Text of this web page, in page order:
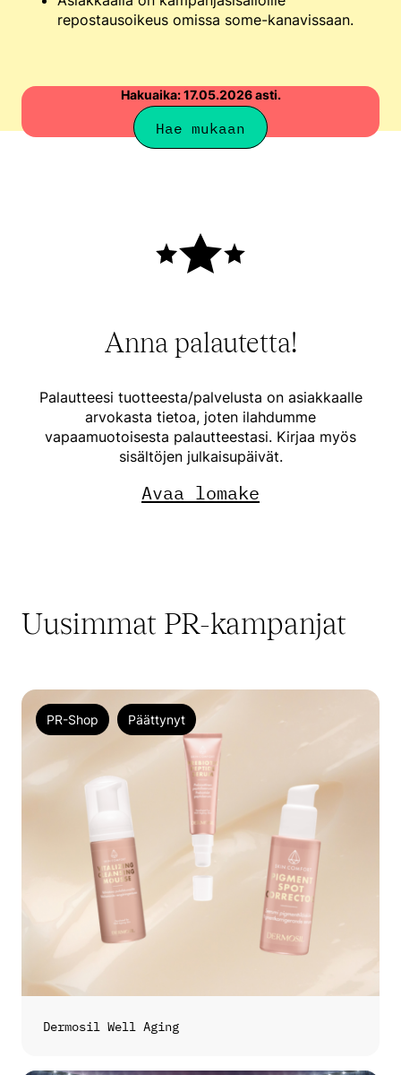
repostausoikeus omissa some-kanavissaan.
Hakuaika: 17.05.2026 asti.
Hae mukaan
Anna palautetta!
Palautteesi tuotteesta/palvelusta on asiakkaalle
arvokasta tietoa, joten ilahdumme
vapaamuotoisesta palautteestasi. Kirjaa myös
sisältöjen julkaisupäivät.
Avaa lomake
Uusimmat PR-kampanjat
PR-Shop Päättynyt
Dermosil Well Aging